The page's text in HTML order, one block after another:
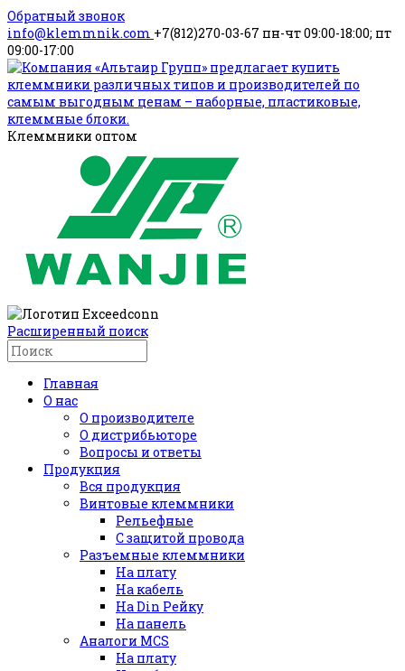
Обратный звонок
info@klemmnik.com +7(812)270-03-67 пн-чт 09:00-18:00; пт
09:00-17:00
Клеммники оптом
Расширенный поиск
Главная
О нас
О производителе
О дистрибьюторе
Вопросы и ответы
Продукция
Вся продукция
Винтовые клеммники
Рельефные
С защитой провода
Разъемные клеммники
На плату
На кабель
На Din Рейку
На панель
Аналоги MCS
На плату